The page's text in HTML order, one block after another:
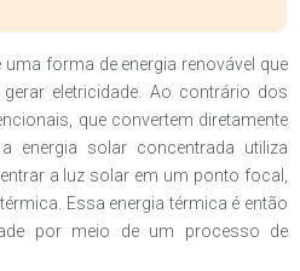
forma de energia renovável que
eletricidade. Ao contrário dos
que convertem diretamente
energia solar concentrada utiliza
a luz solar em um ponto focal,
Essa energia térmica é então
por meio de um processo de